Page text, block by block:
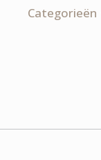
Categorieën